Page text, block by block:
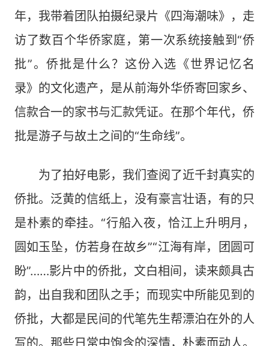
年，我带着团队拍摄纪录片《四海潮味》，走
访了数百个华侨家庭，第一次系统接触到“侨
批”。侨批是什么？这份入选《世界记忆名
录》的文化遗产，是从前海外华侨寄回家乡、
信款合一的家书与汇款凭证。在那个年代，侨
批是游子与故土之间的“生命线”。
为了拍好电影，我们查阅了近千封真实的
侨批。泛黄的信纸上，没有豪言壮语，有的只
是朴素的牵挂。“行船入夜，恰江上升明月，
圆如玉坠，仿若身在故乡”“江海有岸，团圆可
盼”……影片中的侨批，文白相间，读来颇具古
韵，出自我和团队之手；而现实中所能见到的
侨批，大都是民间的代笔先生帮漂泊在外的人
写的。那些日常中饱含的深情，朴素而动人。